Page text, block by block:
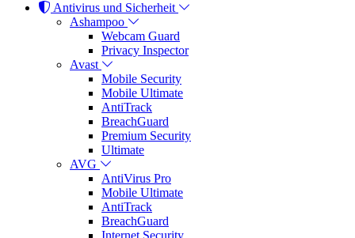
Antivirus und Sicherheit
Ashampoo
Webcam Guard
Privacy Inspector
Avast
Mobile Security
Mobile Ultimate
AntiTrack
BreachGuard
Premium Security
Ultimate
AVG
AntiVirus Pro
Mobile Ultimate
AntiTrack
BreachGuard